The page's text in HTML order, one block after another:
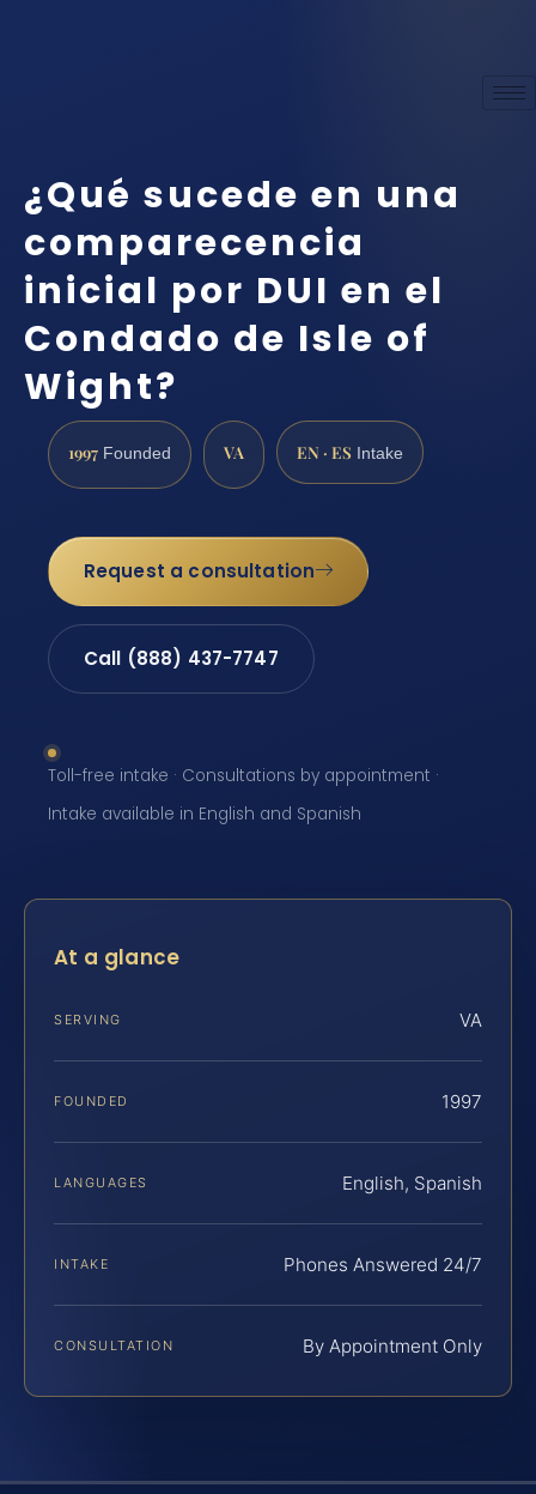
¿Qué sucede en una
comparecencia
inicial por DUI en el
Condado de Isle of
Wight?
1997 Founded VA EN · ES Intake
Request a consultation
Call (888) 437-7747
Toll-free intake · Consultations by appointment ·
Intake available in English and Spanish
At a glance
SERVING VA
FOUNDED 1997
LANGUAGES English, Spanish
INTAKE Phones Answered 24/7
CONSULTATION By Appointment Only